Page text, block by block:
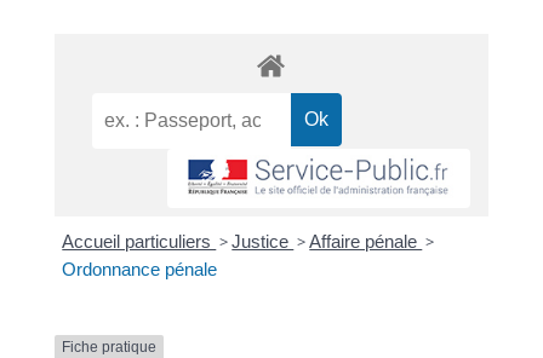
Accueil particuliers >Justice >Affaire pénale >
Ordonnance pénale
Fiche pratique